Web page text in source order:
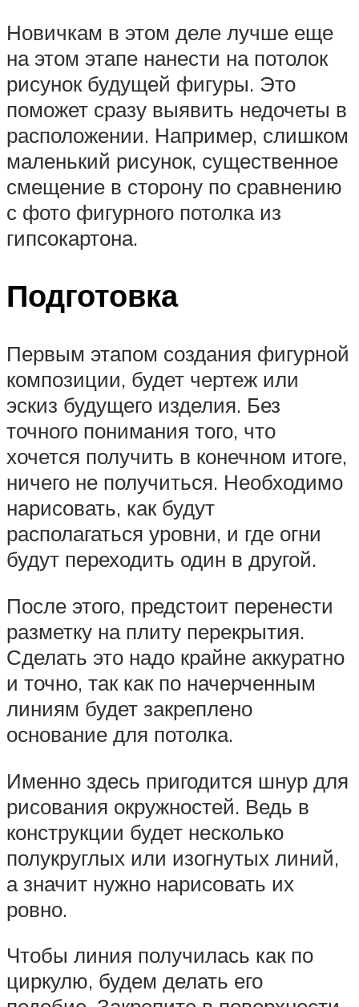
Новичкам в этом деле лучше еще
на этом этапе нанести на потолок
рисунок будущей фигуры. Это
поможет сразу выявить недочеты в
расположении. Например, слишком
маленький рисунок, существенное
смещение в сторону по сравнению
с фото фигурного потолка из
гипсокартона.
Подготовка
Первым этапом создания фигурной
композиции, будет чертеж или
эскиз будущего изделия. Без
точного понимания того, что
хочется получить в конечном итоге,
ничего не получиться. Необходимо
нарисовать, как будут
располагаться уровни, и где огни
будут переходить один в другой.
После этого, предстоит перенести
разметку на плиту перекрытия.
Сделать это надо крайне аккуратно
и точно, так как по начерченным
линиям будет закреплено
основание для потолка.
Именно здесь пригодится шнур для
рисования окружностей. Ведь в
конструкции будет несколько
полукруглых или изогнутых линий,
а значит нужно нарисовать их
ровно.
Чтобы линия получилась как по
циркулю, будем делать его